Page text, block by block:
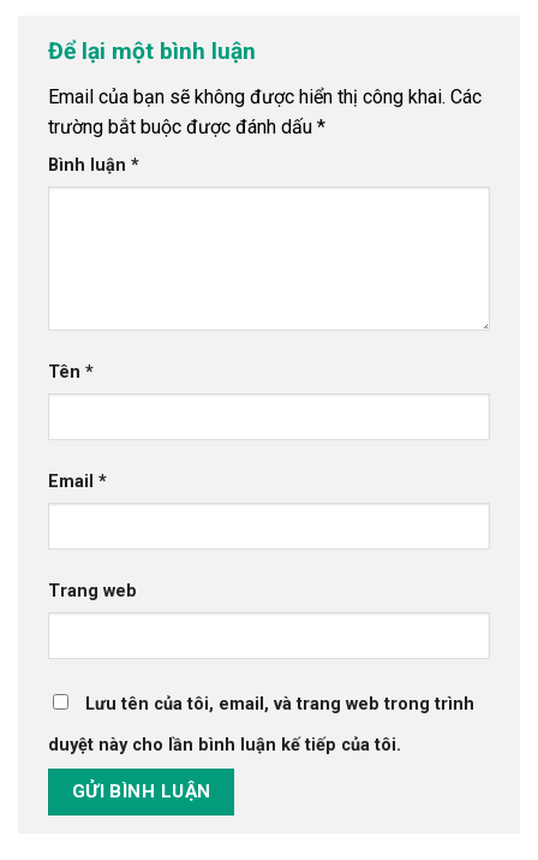
Để lại một bình luận
Email của bạn sẽ không được hiển thị công khai. Các
trường bắt buộc được đánh dấu *
Bình luận *
Tên *
Email *
Trang web
Lưu tên của tôi, email, và trang web trong trình
duyệt này cho lần bình luận kế tiếp của tôi.